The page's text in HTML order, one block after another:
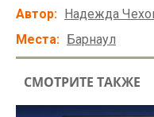
Автор
Надежда
Места
Барнаул
СМОТРИТЕ ТАКЖЕ